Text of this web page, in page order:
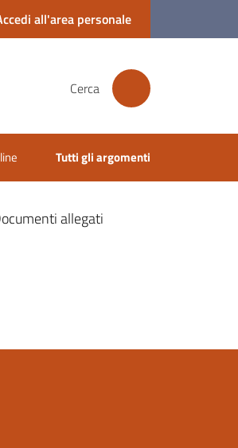
all'area personale
Cerca
Tutti gli argomenti
allegati